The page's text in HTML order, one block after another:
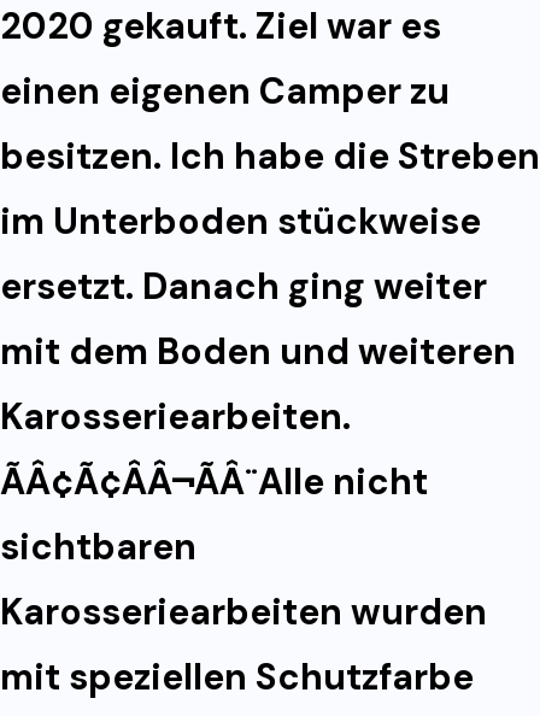
2020 gekauft. Ziel war es
einen eigenen Camper zu
besitzen. Ich habe die Streben
im Unterboden stückweise
ersetzt. Danach ging weiter
mit dem Boden und weiteren
Karosseriearbeiten.
ÃÂ¢Ã¢ÂÂ¬ÃÂ¨Alle nicht
sichtbaren
Karosseriearbeiten wurden
mit speziellen Schutzfarbe